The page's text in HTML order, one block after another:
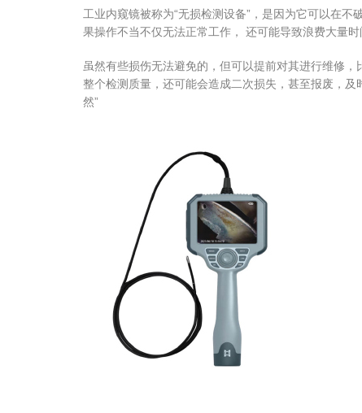
工业内窥镜被称为“无损检测设备”，是因为它可以在
果操作不当不仅无法正常工作， 还可能导致浪费大量
虽然有些损伤无法避免的，但可以提前对其进行维修
整个检测质量，还可能会造成二次损失，甚至报废，
然”